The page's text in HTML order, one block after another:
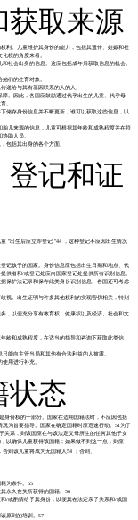
获取来源
利。儿童维护其身份的能力，包括其遗传、妊娠和社
权的角度来看。
社会出身的信息。这应包括成年后获取信息的机会。
们的生育对象。
递给与其有基因联系的人的人。
。因此，各国应鼓励通过代孕出生的儿童、代孕母
。
储存身份信息并不断更新，谁可以获取这些信息，以
儿来源的信息，儿童可根据其年龄和成熟程度并在符
助人员。
包括其出身的各个方面。
登记和证
"出生后应立即登记 "44 ，这种登记不应因出生情况
记孩子的国家。身份信息应包括出生日期和地点、代
供者和/或登记处应向国家登记处提供所有识别信息。
保护法记录和保存此类身份识别信息。各国还可考虑
视。出生证明与许多其他权利的实现密切相关，特别
，以便充分享有教育权、健康权以及经济、社会和文
龄和成熟程度，在适当的指导和咨询下获取此类信
能向主管当局和其他有合法利益的人披露。
用进行补充。
状态
身份权的一部分。国家在适用国籍法时，不应因包括
为首要指导。国家在确定国籍时应迅速行动。51为了
关系，则该国应在与该法定父母所生的任何其他子女
以确保儿童获得该国籍；如果做不到这一点，则应
则该儿童将成为无国籍人54 ；否则、
为条件。55
永久丧失所获得的国籍。56
/或酌情给予其身份，以便其在法定亲子关系和/或国
原则的培训。57